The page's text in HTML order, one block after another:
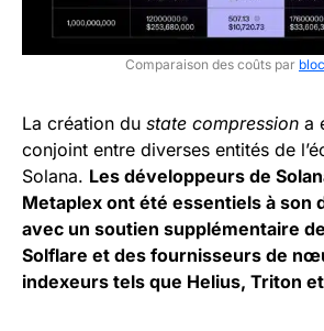
Comparaison des coûts par
La création du state compression a
conjoint entre diverses entités de
Solana. Les développeurs de
Metaplex ont été essentiels à son
avec un soutien supplémentaire de
Solflare et des fournisseurs de
indexeurs tels que Helius, Triton